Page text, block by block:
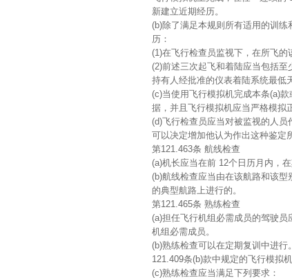
新建立近期经历。
(b)除了满足本规则所有适用的训
历：
(1)在飞行检查员监视下，在所飞的
(2)前述三次起飞和着陆应当包括
持有人经批准的仪表着陆系统最低
(c)当使用飞行模拟机完成本条(a)
据，并且飞行模拟机应当严格模拟
(d)飞行检查员应当对被监视的人
可以决定增加他认为作出这种鉴定
第121.463条 航线检查
(a)机长应当在前 12个日历月内，
(b)航线检查应当由在该航路和该
的典型航路上进行的。
第121.465条 熟练检查
(a)担任飞行机组必需成员的驾驶
机组必需成员。
(b)熟练检查可以在定期复训中进
121.409条(b)款中规定的飞行模拟
(c)熟练检查应当满足下列要求：